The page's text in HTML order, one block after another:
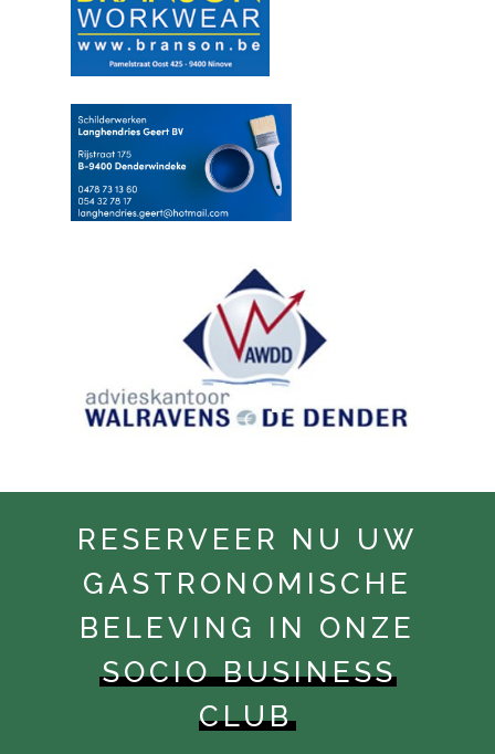
RESERVEER NU UW
GASTRONOMISCHE
BELEVING IN ONZE
SOCIO BUSINESS
CLUB